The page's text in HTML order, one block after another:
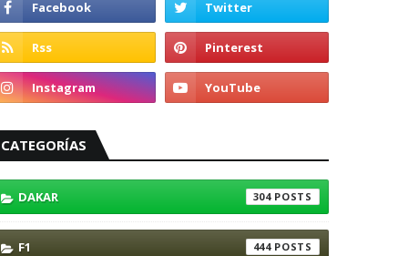
CATEGORÍAS
DAKAR 304
F1 444